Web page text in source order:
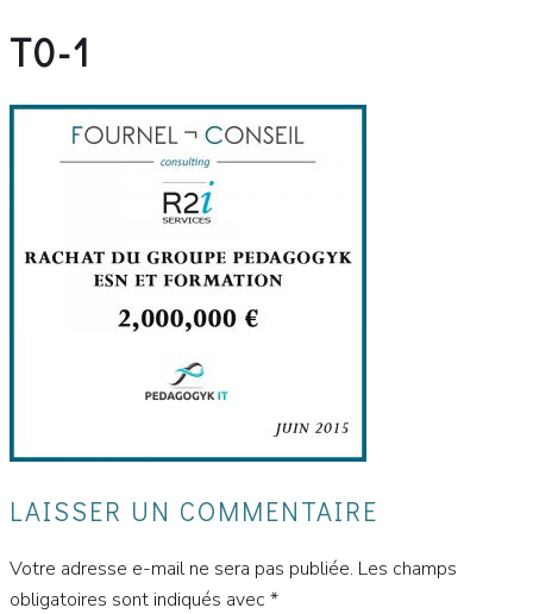
T0-1
LAISSER UN COMMENTAIRE
Votre adresse e-mail ne sera pas publiée. Les champs
obligatoires sont indiqués avec *